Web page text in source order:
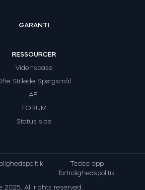
GARANTI
RESSOURCER
Vidensbase
Stillede Spørgsmål
API
FORUM
Status side
Tedee app
fortrolighedspolitik
2025. All rights reserved.